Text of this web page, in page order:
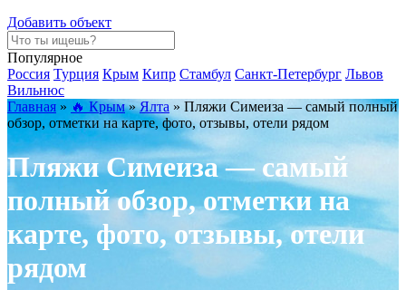
Добавить объект
Популярное
Россия Турция Крым Кипр Стамбул Санкт-Петербург Львов
Вильнюс
Главная » 🔥 Крым » Ялта » Пляжи Симеиза — самый полный
обзор, отметки на карте, фото, отзывы, отели рядом
Пляжи Симеиза — самый
полный обзор, отметки на
карте, фото, отзывы, отели
рядом